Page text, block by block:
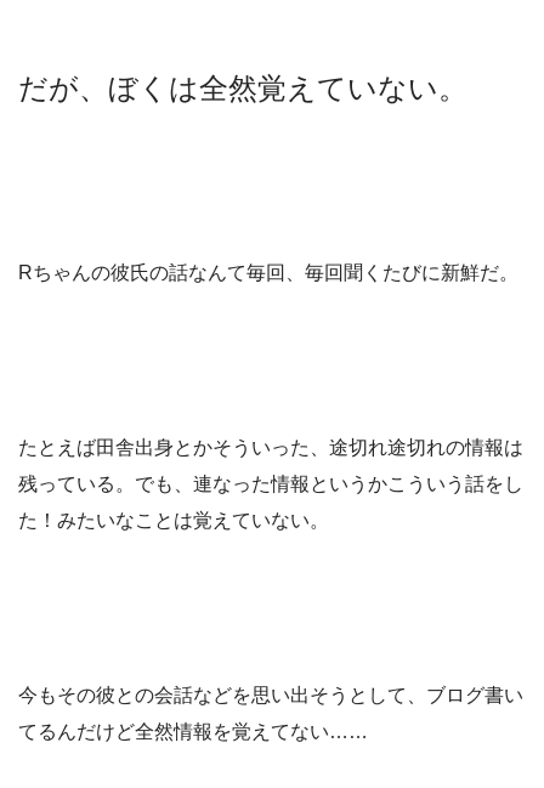
だが、ぼくは全然覚えていない。
Rちゃんの彼氏の話なんて毎回、毎回聞くたびに新鮮だ。
たとえば田舎出身とかそういった、途切れ途切れの情報は
残っている。でも、連なった情報というかこういう話をし
た！みたいなことは覚えていない。
今もその彼との会話などを思い出そうとして、ブログ書い
てるんだけど全然情報を覚えてない……